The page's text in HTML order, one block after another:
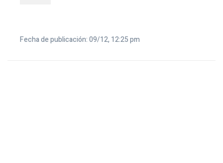
Fecha de publicación: 09/12, 12:25 pm